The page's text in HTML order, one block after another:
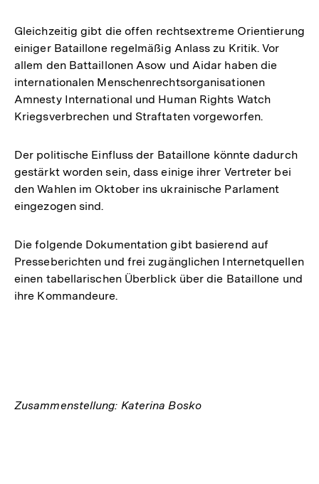
Gleichzeitig gibt die offen rechtsextreme Orientierung
einiger Bataillone regelmäßig Anlass zu Kritik. Vor
allem den Battaillonen Asow und Aidar haben die
internationalen Menschenrechtsorganisationen
Amnesty International und Human Rights Watch
Kriegsverbrechen und Straftaten vorgeworfen.
Der politische Einfluss der Bataillone könnte dadurch
gestärkt worden sein, dass einige ihrer Vertreter bei
den Wahlen im Oktober ins ukrainische Parlament
eingezogen sind.
Die folgende Dokumentation gibt basierend auf
Presseberichten und frei zugänglichen Internetquellen
einen tabellarischen Überblick über die Bataillone und
ihre Kommandeure.
Zusammenstellung: Katerina Bosko